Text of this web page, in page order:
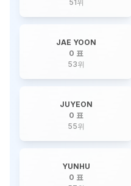
51위
JAE YOON
0 표
53위
JUYEON
0 표
55위
YUNHU
0 표